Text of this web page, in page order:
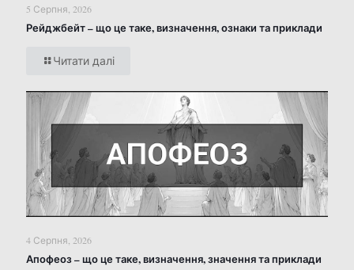
5 Серпня, 2026
Рейджбейт – що це таке, визначення, ознаки та приклади
Читати далі
4 Серпня, 2026
Апофеоз – що це таке, визначення, значення та приклади